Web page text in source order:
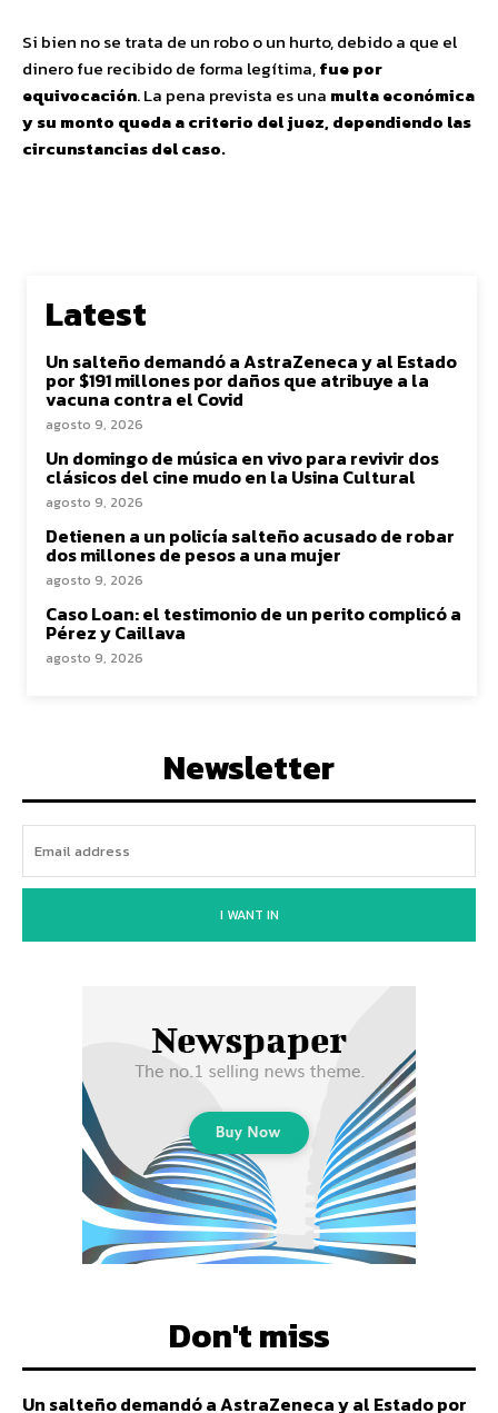
Si bien no se trata de un robo o un hurto, debido a que el
dinero fue recibido de forma legítima,fue por
equivocación. La pena prevista es una multa económica
y su monto queda a criterio del juez, dependiendo las
circunstancias del caso.
Latest
Un salteño demandó a AstraZeneca y al Estado
por $191 millones por daños que atribuye a la
vacuna contra el Covid
agosto 9, 2026
Un domingo de música en vivo para revivir dos
clásicos del cine mudo en la Usina Cultural
agosto 9, 2026
Detienen a un policía salteño acusado de robar
dos millones de pesos a una mujer
agosto 9, 2026
Caso Loan: el testimonio de un perito complicó a
Pérez y Caillava
agosto 9, 2026
Newsletter
I WANT IN
Don't miss
Un salteño demandó a AstraZeneca y al Estado por